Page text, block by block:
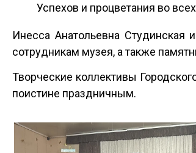
Успехов и процветания во
Инесса Анатольевна
сотрудникам музея, а также
Творческие коллективы
поистине праздничным.